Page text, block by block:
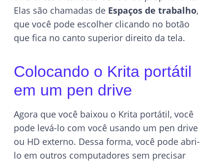
Elas são chamadas de Espaços de trabalho,
que você pode escolher clicando no botão
que fica no canto superior direito da tela.
Colocando o Krita portátil
em um pen drive
Agora que você baixou o Krita portátil, você
pode levá-lo com você usando um pen drive
ou HD externo. Dessa forma, você pode abri-
lo em outros computadores sem precisar